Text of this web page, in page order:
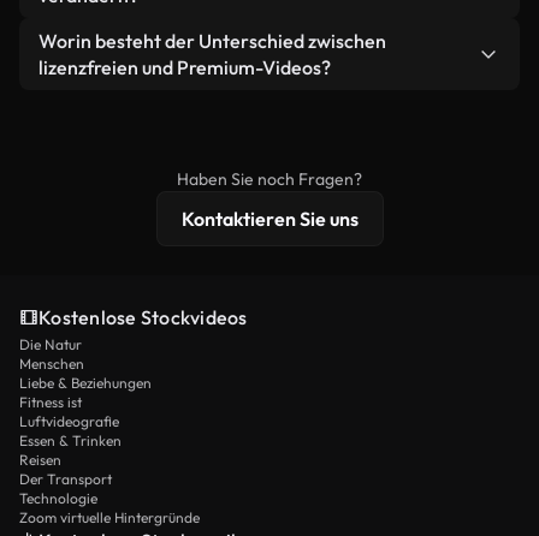
weiterverbreiten.
Videomaterial.
Ja. Sie dürfen unsere Videos gerne kürzen,
bearbeiten oder neu zusammenstellen. Achten Sie
Worin besteht der Unterschied zwischen
lizenzfreien und Premium-Videos?
erweiterten Lizenzschutz bieten.
Haben Sie noch Fragen?
Kontaktieren Sie uns
Kostenlose Stockvideos
Die Natur
Menschen
Liebe & Beziehungen
Fitness ist
Luftvideografie
Essen & Trinken
Reisen
Der Transport
Technologie
Zoom virtuelle Hintergründe